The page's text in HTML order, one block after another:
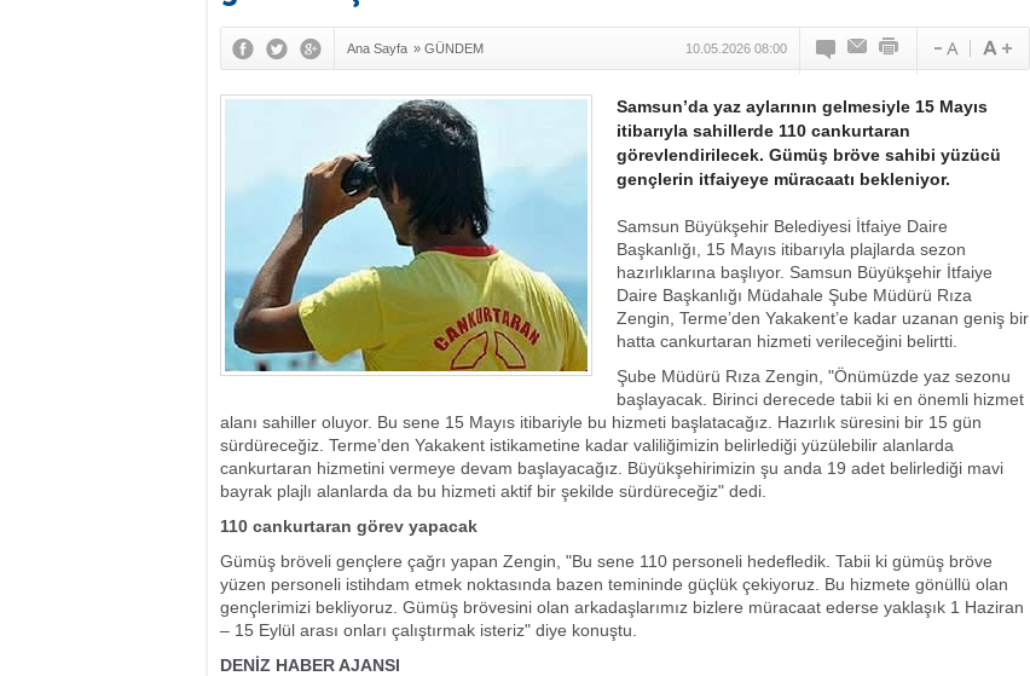
Ana Sayfa » GÜNDEM 10.05.2026 08:00
Samsun’da yaz aylarının gelmesiyle 15 Mayıs
itibarıyla sahillerde 110 cankurtaran
görevlendirilecek. Gümüş bröve sahibi yüzücü
gençlerin itfaiyeye müracaatı bekleniyor.
Samsun Büyükşehir Belediyesi İtfaiye Daire
Başkanlığı, 15 Mayıs itibarıyla plajlarda sezon
hazırlıklarına başlıyor. Samsun Büyükşehir İtfaiye
Daire Başkanlığı Müdahale Şube Müdürü Rıza
Zengin, Terme’den Yakakent’e kadar uzanan geniş bir
hatta cankurtaran hizmeti verileceğini belirtti.
Şube Müdürü Rıza Zengin, "Önümüzde yaz sezonu
başlayacak. Birinci derecede tabii ki en önemli hizmet
alanı sahiller oluyor. Bu sene 15 Mayıs itibariyle bu hizmeti başlatacağız. Hazırlık süresini bir 15 gün
sürdüreceğiz. Terme’den Yakakent istikametine kadar valiliğimizin belirlediği yüzülebilir alanlarda
cankurtaran hizmetini vermeye devam başlayacağız. Büyükşehirimizin şu anda 19 adet belirlediği mavi
bayrak plajlı alanlarda da bu hizmeti aktif bir şekilde sürdüreceğiz" dedi.
110 cankurtaran görev yapacak
Gümüş bröveli gençlere çağrı yapan Zengin, "Bu sene 110 personeli hedefledik. Tabii ki gümüş bröve
yüzen personeli istihdam etmek noktasında bazen temininde güçlük çekiyoruz. Bu hizmete gönüllü olan
gençlerimizi bekliyoruz. Gümüş brövesini olan arkadaşlarımız bizlere müracaat ederse yaklaşık 1 Haziran
– 15 Eylül arası onları çalıştırmak isteriz" diye konuştu.
DENİZ HABER AJANSI